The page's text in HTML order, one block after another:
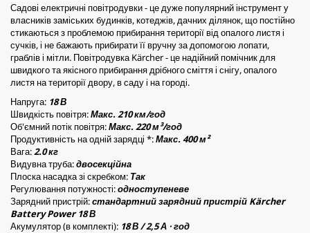
Садові електричні повітродувки - це дуже популярний інструмент у
власників заміських будинків, котеджів, дачних ділянок, що постійно
стикаються з проблемою прибирання території від опалого листя і
сучків, і не бажають прибирати її вручну за допомогою лопати,
граблів і мітли. Повітродувка Kärcher - це надійний помічник для
швидкого та якісного прибирання дрібного сміття і снігу, опалого
листя на території двору, в саду і на городі.
Напруга: 18 В
Швидкість повітря:Макс. 210 км/год
Об'ємний потік повітря:Макс. 220 м³/год
Продуктивність на одній зарядці *:Макс. 400 м²
Вага:2.0 кг
Видувна труба:двосекційна
Плоска насадка зі скребком: Так
Регулювання потужності:одноступеневе
Зарядний пристрій:стандартний зарядний пристрій Kärcher
Battery Power 18 В
Акумулятор (в комплекті): 18 В / 2,5 А · год